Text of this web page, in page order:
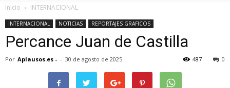
Inicio INTERNACIONAL
INTERNACIONAL NOTICIAS REPORTAJES GRAFICOS
Percance Juan de Castilla
Por Aplausos.es - - 30 de agosto de 2025 0
487